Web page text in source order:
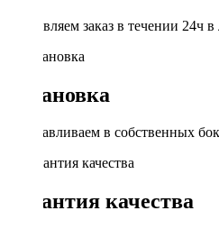
Доставляем заказ в течении 24ч
Установка
Устанавливаем в собственных
Гарантия качества